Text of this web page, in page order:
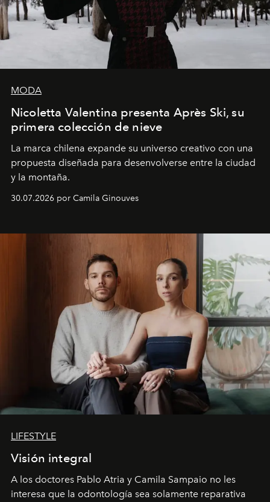
MODA
Nicoletta Valentina presenta Après Ski, su
primera colección de nieve
La marca chilena expande su universo creativo con una
propuesta diseñada para desenvolverse entre la ciudad
y la montaña.
30.07.2026 por Camila Ginouves
LIFESTYLE
Visión integral
A los doctores Pablo Atria y Camila Sampaio no les
interesa que la odontología sea solamente reparativa